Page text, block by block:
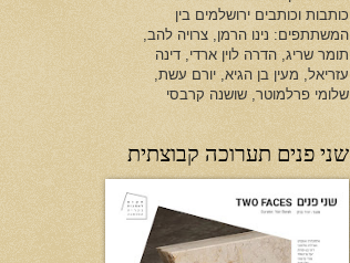
כותבות וכותבים ירושלמים בין
המשתתפים: נינו הרמן, צרויה להב,
תומר שריג, הדרה לוין ארדי, דינה
עזריאל, מעין בן הגיא, יורם עשת,
שלומי פרלמוטר, שושנה קרבסי
שני פנים תערוכה קבוצתית